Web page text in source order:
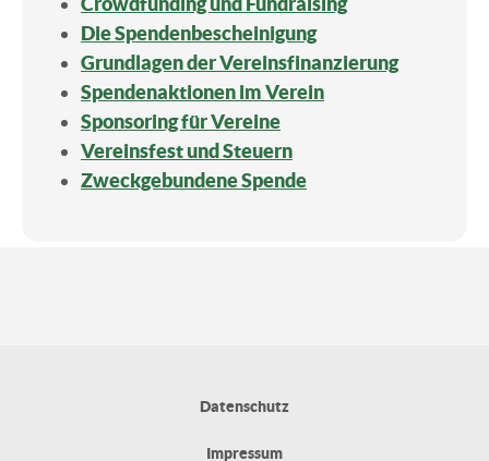
Die Spendenbescheinigung
Grundlagen der Vereinsfinanzierung
Spendenaktionen im Verein
Sponsoring für Vereine
Vereinsfest und Steuern
Zweckgebundene Spende
Datenschutz
Impressum